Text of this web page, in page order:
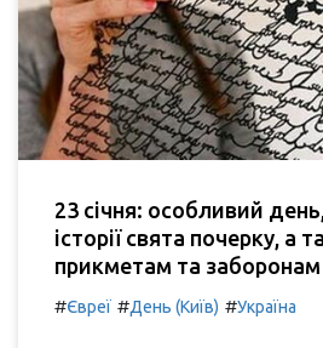
23 січня: особливий
історії свята почерку, а
прикметам та
#Євреї #День (Київ) #Україна